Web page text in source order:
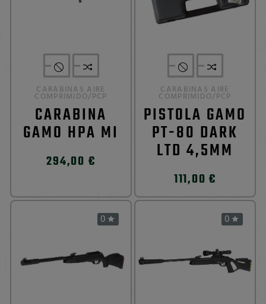
CARABINAS AIRE
COMPRIMIDO/PCP
CARABINA
GAMO HPA MI
294,00 €
CARABINAS AIRE
COMPRIMIDO/PCP
PISTOLA GAMO
PT-80 DARK
LTD 4,5MM
111,00 €
0  0 